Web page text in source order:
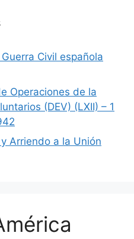
Civil española
Operaciones de la
(DEV) (LXII) – 1
Arriendo a la Unión